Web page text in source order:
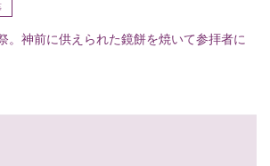
。神前に供えられた鏡餅を焼いて参拝者に